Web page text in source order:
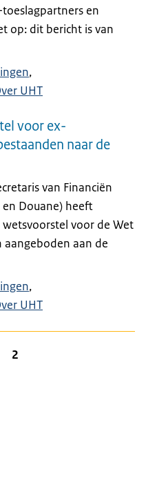
en
op: dit bericht is van
UHT
voor ex-
naar de
van Financiën
en Douane) heeft
voor de Wet
aan de
UHT
2